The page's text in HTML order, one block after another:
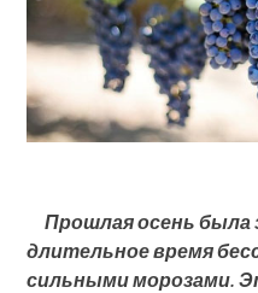
Прошлая осень была
длительное время
сильными морозами.